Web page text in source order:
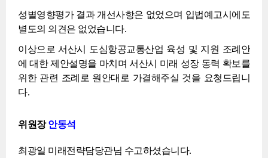
성별영향평가 결과 개선사항은 없었으며 입법예고시에도
별도의 의견은 없었습니다.
이상으로 서산시 도심항공교통산업 육성 및 지원 조례안
에 대한 제안설명을 마치며 서산시 미래 성장 동력 확보를
위한 관련 조례로 원안대로 가결해주실 것을 요청드립니
다.
위원장안동석
최광일 미래전략담당관님 수고하셨습니다.